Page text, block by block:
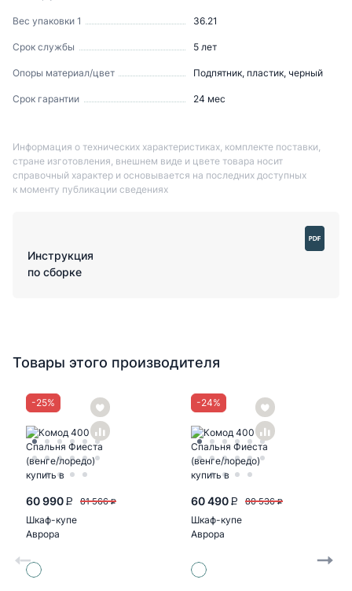
Вес упаковки 1 36.21
Срок службы 5 лет
Опоры материал/цвет Подпятник, пластик, черный
Срок гарантии 24 мес
Информация о технических характеристиках, комплекте поставки,
стране изготовления, внешнем виде и цвете товара носит
справочный характер и основывается на последних доступных
к моменту публикации сведениях
Инструкция
по сборке
Товары этого производителя
-25%
60 990 P 81 566 P
Шкаф-купе
Аврора
(белый/белый,
белый, белый)
-24%
60 490 P 80 536 P
Шкаф-купе
Аврора
(белый/белый,
зеркало, белый)